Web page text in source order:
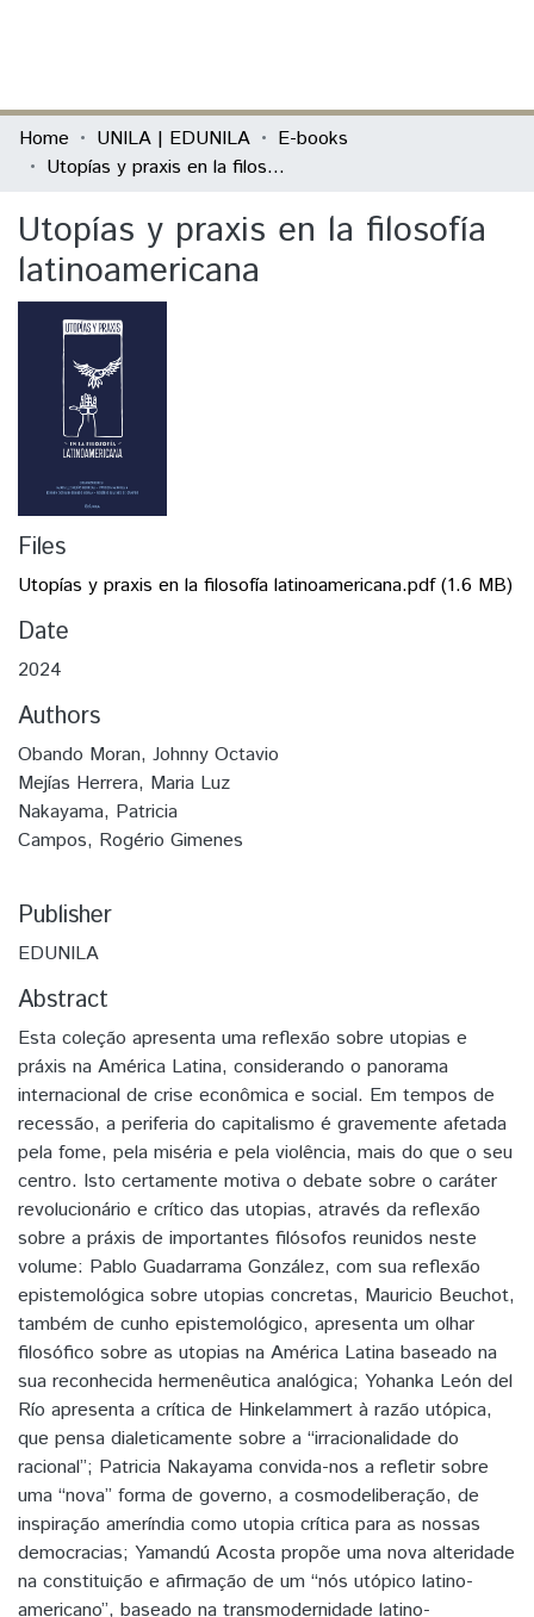
Communities & Collections
All of DSpace
Statistics
Home UNILA | EDUNILA
E-books
Utopías y praxis en la filosofía latinoamericana
Utopías y praxis en la filosofía
latinoamericana
Files
Utopías y praxis en la filosofía latinoamericana.pdf(1.6 MB)
Date
2024
Authors
Obando Moran, Johnny Octavio
Mejías Herrera, Maria Luz
Nakayama, Patricia
Campos, Rogério Gimenes
Publisher
EDUNILA
Abstract
Esta coleção apresenta uma reflexão sobre utopias e
práxis na América Latina, considerando o panorama
internacional de crise econômica e social. Em tempos de
recessão, a periferia do capitalismo é gravemente afetada
pela fome, pela miséria e pela violência, mais do que o seu
centro. Isto certamente motiva o debate sobre o caráter
revolucionário e crítico das utopias, através da reflexão
sobre a práxis de importantes filósofos reunidos neste
volume: Pablo Guadarrama González, com sua reflexão
epistemológica sobre utopias concretas, Mauricio Beuchot,
também de cunho epistemológico, apresenta um olhar
filosófico sobre as utopias na América Latina baseado na
sua reconhecida hermenêutica analógica; Yohanka León del
Río apresenta a crítica de Hinkelammert à razão utópica,
que pensa dialeticamente sobre a “irracionalidade do
racional”; Patricia Nakayama convida-nos a refletir sobre
uma “nova” forma de governo, a cosmodeliberação, de
inspiração ameríndia como utopia crítica para as nossas
democracias; Yamandú Acosta propõe uma nova alteridade
na constituição e afirmação de um “nós utópico latino-
americano”, baseado na transmodernidade latino-